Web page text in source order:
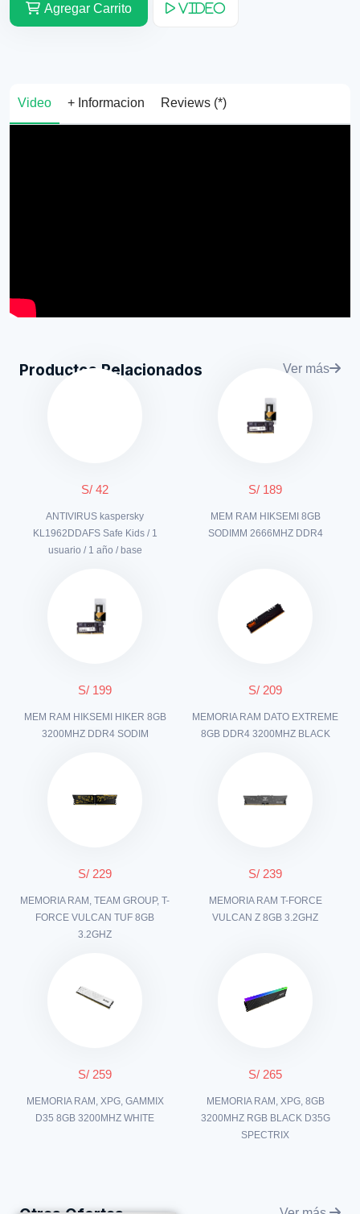
Agregar Carrito Video
Video + Informacion Reviews (*)
Productos Relacionados Ver más
S/ 42
ANTIVIRUS kaspersky
KL1962DDAFS Safe Kids / 1
usuario / 1 año / base
S/ 189
MEM RAM HIKSEMI 8GB
SODIMM 2666MHZ DDR4
S/ 199
MEM RAM HIKSEMI HIKER 8GB
3200MHZ DDR4 SODIM
S/ 209
MEMORIA RAM DATO EXTREME
8GB DDR4 3200MHZ BLACK
S/ 229
MEMORIA RAM, TEAM GROUP, T-
FORCE VULCAN TUF 8GB
3.2GHZ
S/ 239
MEMORIA RAM T-FORCE
VULCAN Z 8GB 3.2GHZ
S/ 259
MEMORIA RAM, XPG, GAMMIX
D35 8GB 3200MHZ WHITE
S/ 265
MEMORIA RAM, XPG, 8GB
3200MHZ RGB BLACK D35G
SPECTRIX